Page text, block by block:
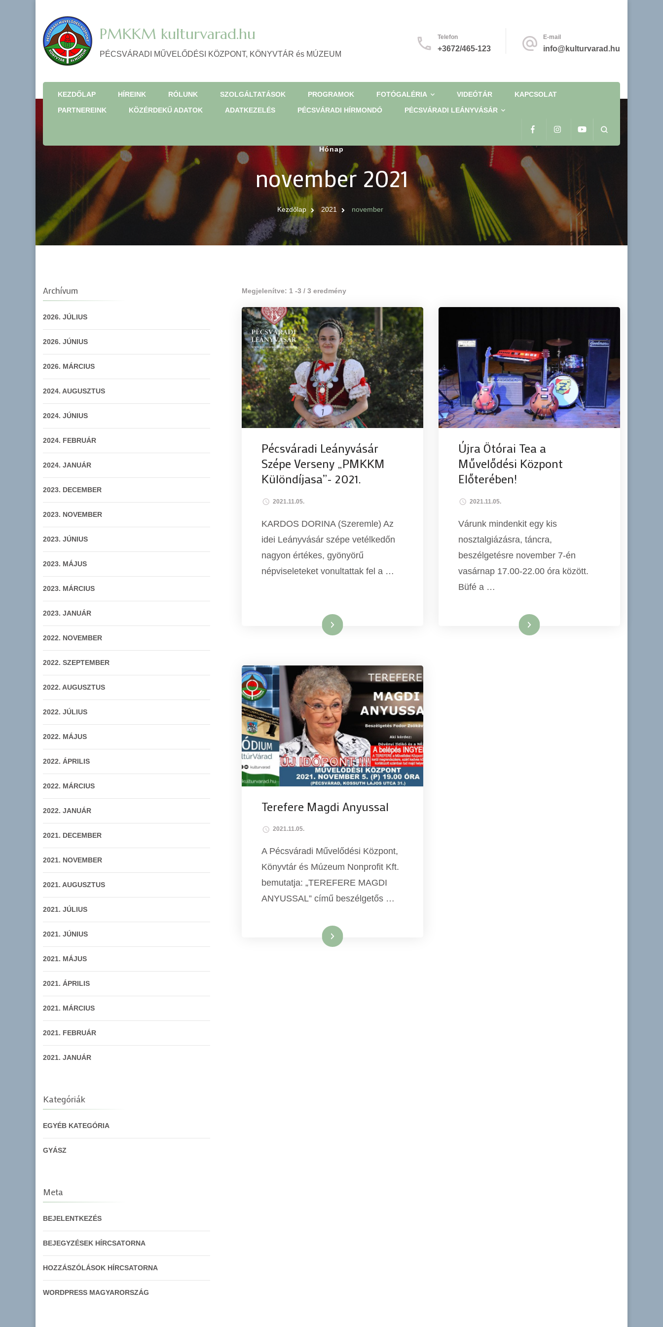
PMKKM kulturvarad.hu
PÉCSVÁRADI MŰVELŐDÉSI KÖZPONT, KÖNYVTÁR és MÚZEUM
Telefon
+3672/465-123
E-mail
info@kulturvarad.hu
KEZDŐLAP HÍREINK RÓLUNK SZOLGÁLTATÁSOK PROGRAMOK FOTÓGALÉRIA VIDEÓTÁR
KAPCSOLAT
PARTNEREINK
KÖZÉRDEKŰ ADATOK ADATKEZELÉS PÉCSVÁRADI HÍRMONDÓ PÉCSVÁRADI LEÁNYVÁSÁR
Hónap
november 2021
Kezdőlap 2021 november
Megjelenítve: 1 -3 / 3 eredmény
Pécsváradi Leányvásár
Szépe Verseny „PMKKM
Különdíjasa”- 2021.
2021.11.05.
KARDOS DORINA (Szeremle) Az
idei Leányvásár szépe vetélkedőn
nagyon értékes, gyönyörű
népviseleteket vonultattak fel a …
Tovább
Újra Ötórai Tea a
Művelődési Központ
Előterében!
2021.11.05.
Várunk mindenkit egy kis
nosztalgiázásra, táncra,
beszélgetésre november 7-én
vasárnap 17.00-22.00 óra között.
Büfé a …
Tovább
Terefere Magdi Anyussal
2021.11.05.
A Pécsváradi Művelődési Központ,
Könyvtár és Múzeum Nonprofit Kft.
bemutatja: „TEREFERE MAGDI
ANYUSSAL” című beszélgetős …
Tovább
Archívum
2026. JÚLIUS
2026. JÚNIUS
2026. MÁRCIUS
2024. AUGUSZTUS
2024. JÚNIUS
2024. FEBRUÁR
2024. JANUÁR
2023. DECEMBER
2023. NOVEMBER
2023. JÚNIUS
2023. MÁJUS
2023. MÁRCIUS
2023. JANUÁR
2022. NOVEMBER
2022. SZEPTEMBER
2022. AUGUSZTUS
2022. JÚLIUS
2022. MÁJUS
2022. ÁPRILIS
2022. MÁRCIUS
2022. JANUÁR
2021. DECEMBER
2021. NOVEMBER
2021. AUGUSZTUS
2021. JÚLIUS
2021. JÚNIUS
2021. MÁJUS
2021. ÁPRILIS
2021. MÁRCIUS
2021. FEBRUÁR
2021. JANUÁR
Kategóriák
EGYÉB KATEGÓRIA
GYÁSZ
Meta
BEJELENTKEZÉS
BEJEGYZÉSEK HÍRCSATORNA
HOZZÁSZÓLÁSOK HÍRCSATORNA
WORDPRESS MAGYARORSZÁG